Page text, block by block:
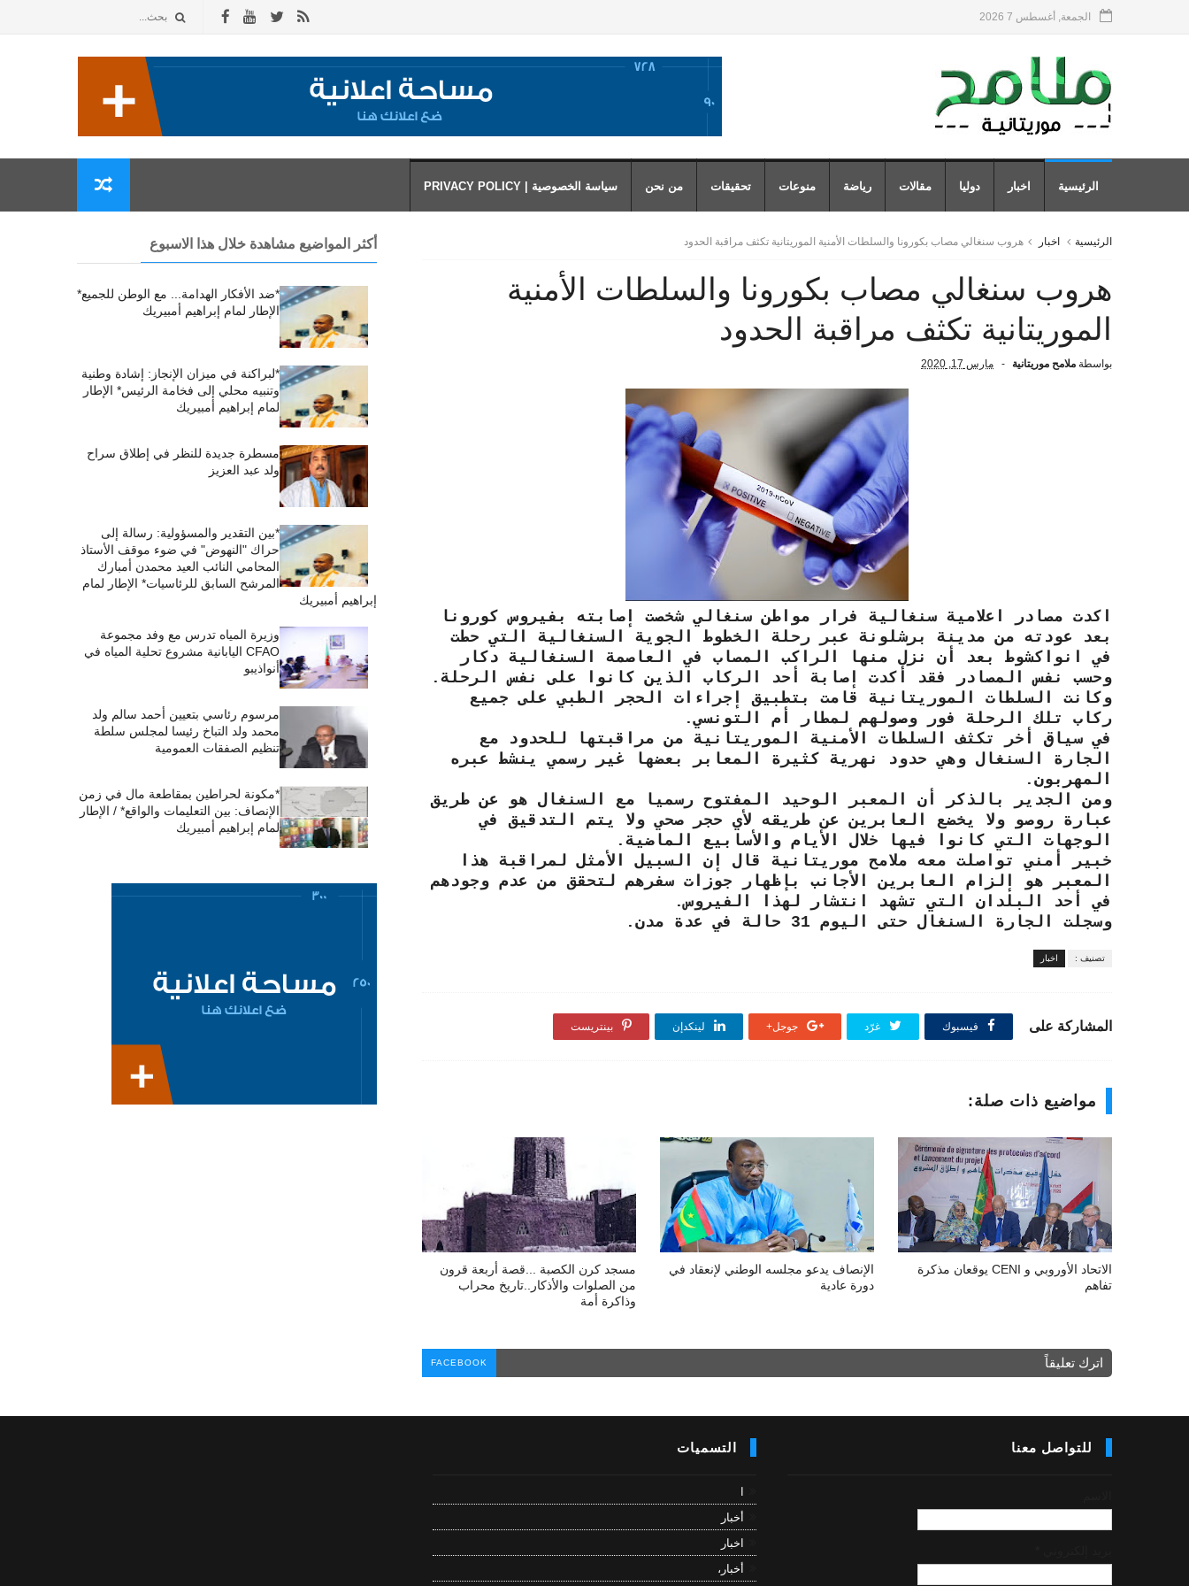
الجمعة, أغسطس 7 2026
الرئيسية اخبار دوليا مقالات رياضة منوعات تحقيقات من نحن سياسة الخصوصية | PRIVACY POLICY
الرئيسية اخبار هروب سنغالي مصاب بكورونا والسلطات الأمنية الموريتانية تكثف مراقبة الحدود
هروب سنغالي مصاب بكورونا والسلطات الأمنية
الموريتانية تكثف مراقبة الحدود
بواسطة ملامح موريتانية مارس 17, 2020
اكدت مصادر اعلامية سنغالية فرار مواطن سنغالي شخصت إصابته بفيروس كورونا
بعد عودته من مدينة برشلونة عبر رحلة الخطوط الجوية السنغالية التي حطت
في انواكشوط بعد أن نزل منها الراكب المصاب في العاصمة السنغالية دكار
وحسب نفس المصادر فقد أكدت إصابة أحد الركاب الذين كانوا على نفس الرحلة.
وكانت السلطات الموريتانية قامت بتطبيق إجراءات الحجر الطبي على جميع
ركاب تلك الرحلة فور وصولهم لمطار أم التونسي.
في سياق أخر تكثف السلطات الأمنية الموريتانية من مراقبتها للحدود مع
الجارة السنغال وهي حدود نهرية كثيرة المعابر بعضها غير رسمي ينشط عبره
المهربون.
ومن الجدير بالذكر أن المعبر الوحيد المفتوح رسميا مع السنغال هو عن طريق
عبارة روصو ولا يخضع العابرين عن طريقه لأي حجر صحي ولا يتم التدقيق في
الوجهات التي كانوا فيها خلال الأيام والأسابيع الماضية.
خبير أمني تواصلت معه ملامح موريتانية قال إن السبيل الأمثل لمراقبة هذا
المعبر هو إلزام العابرين الأجانب بإظهار جوزات سفرهم لتحقق من عدم وجودهم
في أحد البلدان التي تشهد انتشار لهذا الفيروس.
وسجلت الجارة السنغال حتى اليوم 31 حالة في عدة مدن.
تصنيف : اخبار
المشاركة على فيسبوك غرّد جوجل+ لينكدإن بينتريست
مواضيع ذات صلة:
الاتحاد الأوروبي و CENI يوقعان مذكرة
تفاهم
الإنصاف يدعو مجلسه الوطني لإنعقاد في
دورة عادية
مسجد كرن الكصبة ...قصة أربعة قرون
من الصلوات والأذكار..تاريخ محراب
وذاكرة أمة
اترك تعليقاً FACEBOOK
أكثر المواضيع مشاهدة خلال هذا الاسبوع
*ضد الأفكار الهدامة... مع الوطن للجميع*
الإطار لمام إبراهيم أمبيريك
*لبراكنة في ميزان الإنجاز: إشادة وطنية
وتنبيه محلي إلى فخامة الرئيس* الإطار
لمام إبراهيم أمبيريك
مسطرة جديدة للنظر في إطلاق سراح
ولد عبد العزيز
*بين التقدير والمسؤولية: رسالة إلى
حراك "النهوض" في ضوء موقف الأستاذ
المحامي النائب العيد محمدن أمبارك
المرشح السابق للرئاسيات* الإطار لمام
إبراهيم أمبيريك
وزيرة المياه تدرس مع وفد مجموعة
CFAO اليابانية مشروع تحلية المياه في
أنواذيبو
مرسوم رئاسي بتعيين أحمد سالم ولد
محمد ولد التباخ رئيسا لمجلس سلطة
تنظيم الصفقات العمومية
*مكونة لحراطين بمقاطعة مال في زمن
الإنصاف: بين التعليمات والواقع* / الإطار
لمام إبراهيم أمبيريك
للتواصل معنا التسميات
أخبار
اخبار
أخبار،